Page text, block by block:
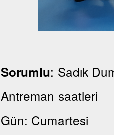
Sorumlu: Sadık
Antreman saatleri
Gün: Cumartesi